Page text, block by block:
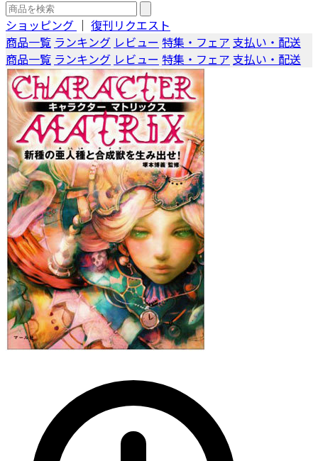
ショッピング ｜ 復刊リクエスト
商品一覧 ランキング レビュー 特集・フェア 支払い・配送
商品一覧 ランキング レビュー 特集・フェア 支払い・配送